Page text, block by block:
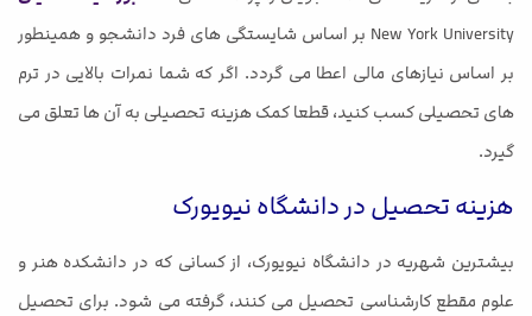
New York University بر اساس شایستگی های فرد دانشجو و همینطور
بر اساس نیازهای مالی اعطا می گردد. اگر که شما نمرات بالایی در ترم
های تحصیلی کسب کنید، قطعا کمک هزینه تحصیلی به آن ها تعلق می
گیرد.
هزینه تحصیل در دانشگاه نیویورک
بیشترین شهریه در دانشگاه نیویورک، از کسانی که در دانشکده هنر و
علوم مقطع کارشناسی تحصیل می کنند، گرفته می شود. برای تحصیل